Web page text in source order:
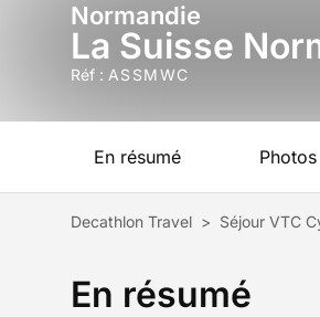
Normandie
La Suisse
Réf : ASSMWC
En résumé Photos
Decathlon Travel > Séjour VTC
En résumé